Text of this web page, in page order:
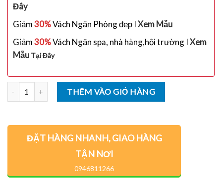
Đây
Giảm30%Vách Ngăn Phòng đẹp IXem Mẫu
Giảm30%Vách Ngăn spa, nhà hàng,hội trường IXem
Mẫu Tại Đây
THÊM VÀO GIỎ HÀNG
ĐẶT HÀNG NHANH, GIAO HÀNG
TẬN NƠI
0946811266